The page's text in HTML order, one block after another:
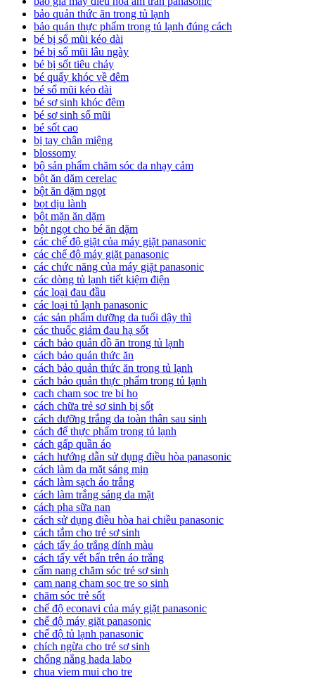
bảo quản thức ăn trong tủ lạnh
bảo quản thực phẩm trong tủ lạnh đúng cách
bé bị sổ mũi kéo dài
bé bị sổ mũi lâu ngày
bé bị sốt tiêu chảy
bé quấy khóc về đêm
bé sổ mũi kéo dài
bé sơ sinh khóc đêm
bé sơ sinh sổ mũi
bé sốt cao
bị tay chân miệng
blossomy
bộ sản phẩm chăm sóc da nhạy cảm
bột ăn dặm cerelac
bột ăn dặm ngọt
bọt dịu lành
bột mặn ăn dặm
bột ngọt cho bé ăn dặm
các chế độ giặt của máy giặt panasonic
các chế độ máy giặt panasonic
các chức năng của máy giặt panasonic
các dòng tủ lạnh tiết kiệm điện
các loại đau đầu
các loại tủ lạnh panasonic
các sản phẩm dưỡng da tuổi dậy thì
các thuốc giảm đau hạ sốt
cách bảo quản đồ ăn trong tủ lạnh
cách bảo quản thức ăn
cách bảo quản thức ăn trong tủ lạnh
cách bảo quản thực phẩm trong tủ lạnh
cach cham soc tre bi ho
cách chữa trẻ sơ sinh bị sốt
cách dưỡng trắng da toàn thân sau sinh
cách để thực phẩm trong tủ lạnh
cách gấp quần áo
cách hướng dẫn sử dụng điều hòa panasonic
cách làm da mặt sáng mịn
cách làm sạch áo trắng
cách làm trắng sáng da mặt
cách pha sữa nan
cách sử dụng điều hòa hai chiều panasonic
cách tắm cho trẻ sơ sinh
cách tẩy áo trắng dính màu
cách tẩy vết bẩn trên áo trắng
cẩm nang chăm sóc trẻ sơ sinh
cam nang cham soc tre so sinh
chăm sóc trẻ sốt
chế độ econavi của máy giặt panasonic
chế độ máy giặt panasonic
chế độ tủ lạnh panasonic
chích ngừa cho trẻ sơ sinh
chống nắng hada labo
chua viem mui cho tre